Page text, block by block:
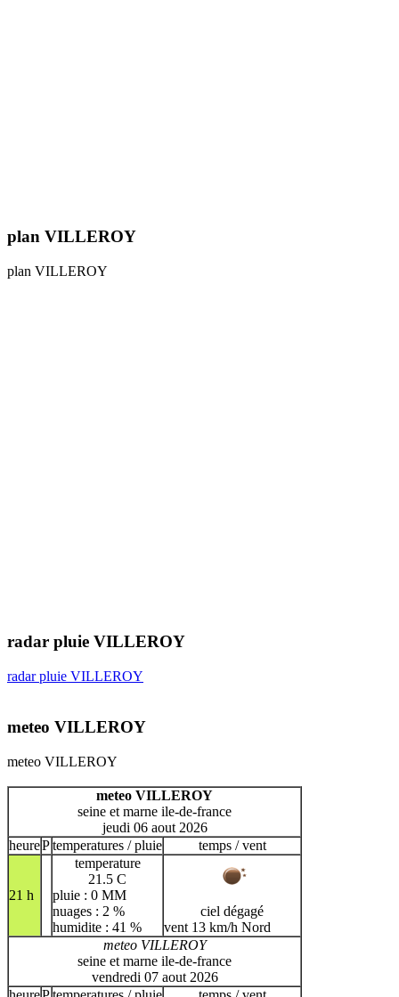
plan VILLEROY
plan VILLEROY
radar pluie VILLEROY
radar pluie VILLEROY
meteo VILLEROY
meteo VILLEROY
meteo VILLEROY
seine et marne ile-de-france
jeudi 06 aout 2026
heurePtemperatures / pluie temps / vent
21 h
temperature
21.5 C
pluie : 0 MM
nuages : 2 %
humidite : 41 %
ciel dégagé
vent 13 km/h Nord
meteo VILLEROY
seine et marne ile-de-france
vendredi 07 aout 2026